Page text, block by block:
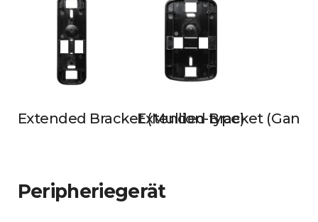
Extended Bracket (Mullion-type)
Extended Bracket
Peripheriegerät